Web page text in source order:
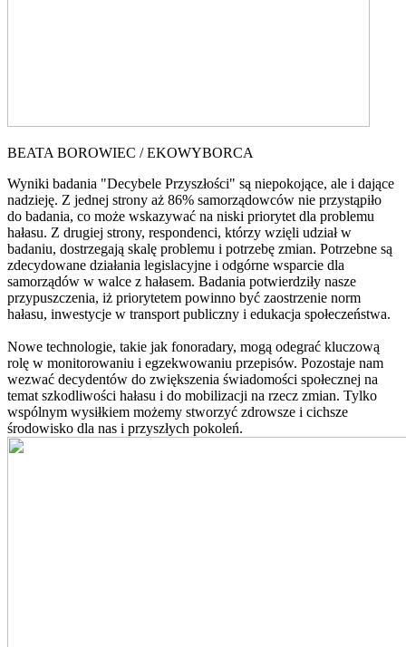
BEATA BOROWIEC / EKOWYBORCA
Wyniki badania "Decybele Przyszłości" są niepokojące, ale i dające
nadzieję. Z jednej strony aż 86% samorządowców nie przystąpiło
do badania, co może wskazywać na niski priorytet dla problemu
hałasu. Z drugiej strony, respondenci, którzy wzięli udział w
badaniu, dostrzegają skalę problemu i potrzebę zmian. Potrzebne są
zdecydowane działania legislacyjne i odgórne wsparcie dla
samorządów w walce z hałasem. Badania potwierdziły nasze
przypuszczenia, iż priorytetem powinno być zaostrzenie norm
hałasu, inwestycje w transport publiczny i edukacja społeczeństwa.
Nowe technologie, takie jak fonoradary, mogą odegrać kluczową
rolę w monitorowaniu i egzekwowaniu przepisów. Pozostaje nam
wezwać decydentów do zwiększenia świadomości społecznej na
temat szkodliwości hałasu i do mobilizacji na rzecz zmian. Tylko
wspólnym wysiłkiem możemy stworzyć zdrowsze i cichsze
środowisko dla nas i przyszłych pokoleń.